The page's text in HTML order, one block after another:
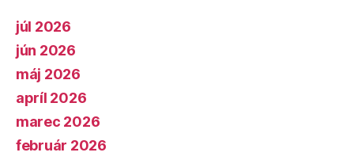
júl 2026
jún 2026
máj 2026
apríl 2026
marec 2026
február 2026